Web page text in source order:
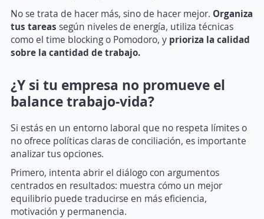
No se trata de hacer más, sino de hacer mejor. Organiza
tus tareas según niveles de energía, utiliza técnicas
como el time blocking o Pomodoro, y prioriza la calidad
sobre la cantidad de trabajo.
¿Y si tu empresa no promueve el
balance trabajo-vida?
Si estás en un entorno laboral que no respeta límites o
no ofrece políticas claras de conciliación, es importante
analizar tus opciones.
Primero, intenta abrir el diálogo con argumentos
centrados en resultados: muestra cómo un mejor
equilibrio puede traducirse en más eficiencia,
motivación y permanencia.